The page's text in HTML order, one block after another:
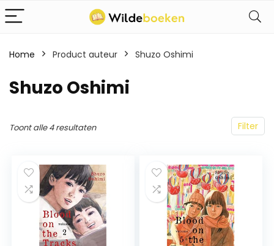
Home Product auteur Shuzo Oshimi
Shuzo Oshimi
Filter
Toont alle 4 resultaten